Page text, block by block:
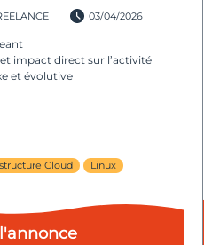
03/04/2026
impact direct sur l’activité
et évolutive
Cloud Linux